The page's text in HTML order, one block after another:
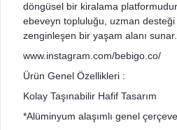
döngüsel bir kiralama
ebeveyn topluluğu, uzman
zenginleşen bir yaşam alanı
www.instagram.com/bebigo.co/
Ürün Genel Özellikleri :
Kolay Taşınabilir Hafif Tasarım
*Alüminyum alaşımlı genel